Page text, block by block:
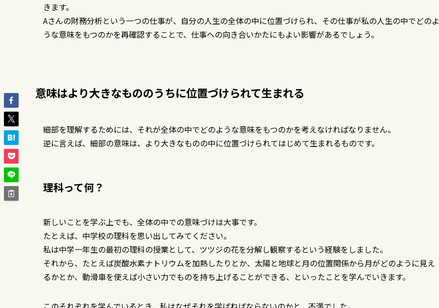
きます。
Aさんの財務分析という一つの仕事が、自分の人生の全体の中に位置づけられ、その仕事が私の人生の中でどのよ
うな意味をもつのかを再確認することで、仕事への向き合いかたにもよい影響があるでしょう。
意味はより大きなもののうちに位置づけられて生まれる
細部を理解するためには、それが全体の中でどのような意味をもつのかを考えなければなりません。
逆に言えば、細部の意味は、より大きなものの中に位置づけられてはじめて生まれるものです。
理科って何？
新しいことを学ぶ上でも、全体の中での意味づけは大事です。
たとえば、中学校の理科を思い出してみてください。
私は中学一年生の最初の理科の授業として、ツツジの花を分解し観察するという経験をしました。
それから、たとえば炭酸水素ナトリウムを加熱したりとか、太陽と地球と月の位置関係から月がどのように見え
るかとか、動滑車を使えば小さい力でものを持ち上げることができる、といったことを学んでいきます。